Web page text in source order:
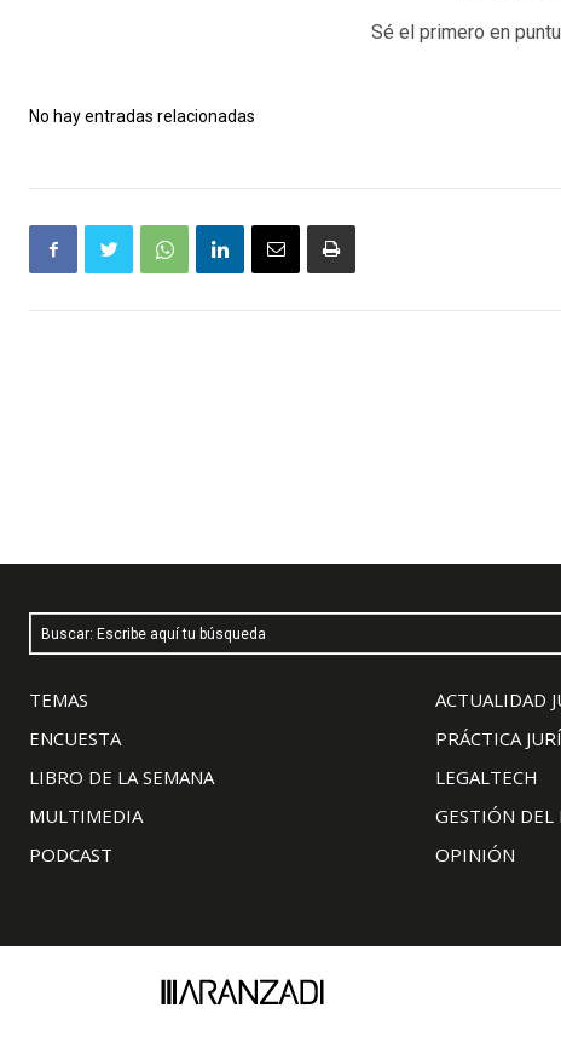
Sé el primero en
No hay entradas relacionadas
Buscar: Escribe aquí tu búsqueda
TEMAS
ENCUESTA
LIBRO DE LA SEMANA
MULTIMEDIA
PODCAST
ACTUALIDAD
PRÁCTICA
LEGALTECH
GESTIÓN DEL
OPINIÓN